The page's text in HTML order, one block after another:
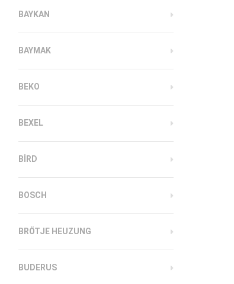
BAYKAN
BAYMAK
BEKO
BEXEL
BIRD
BOSCH
BRÖTJE HEUZUNG
BUDERUS